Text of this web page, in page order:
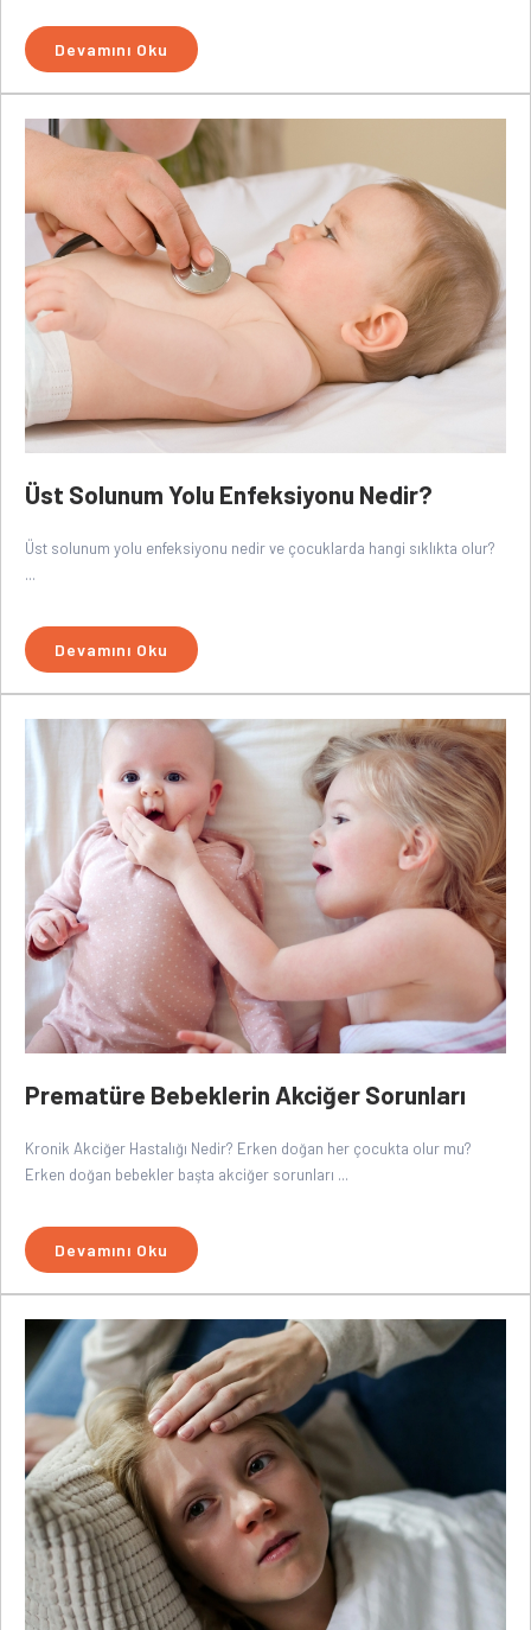
Devamını Oku
Üst Solunum Yolu Enfeksiyonu Nedir?
Üst solunum yolu enfeksiyonu nedir ve çocuklarda hangi sıklıkta olur?
...
Devamını Oku
Prematüre Bebeklerin Akciğer Sorunları
Kronik Akciğer Hastalığı Nedir? Erken doğan her çocukta olur mu?
Erken doğan bebekler başta akciğer sorunları ...
Devamını Oku